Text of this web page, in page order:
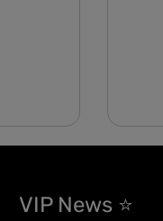
VIP News ⭐